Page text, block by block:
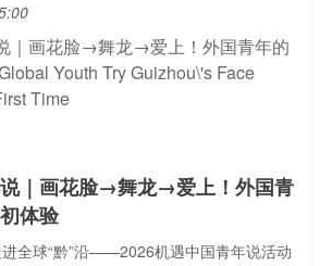
｜画花脸→舞龙→爱上！外国青
体验
全球“黔”沿——2026机遇中国青年说活动